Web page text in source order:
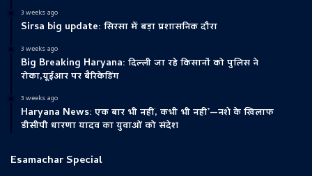
3 weeks ago
Sirsa big update: सिरसा में बड़ा प्रशासनिक दौरा
3 weeks ago
Big Breaking Haryana: दिल्ली जा रहे किसानों को पुलिस ने
रोका,यूईआर पर बैरिकेडिंग
3 weeks ago
Haryana News: एक बार भी नहीं, कभी भी नहीं’—नशे के खिलाफ
डीसीपी धारणा यादव का युवाओं को संदेश
Esamachar Special